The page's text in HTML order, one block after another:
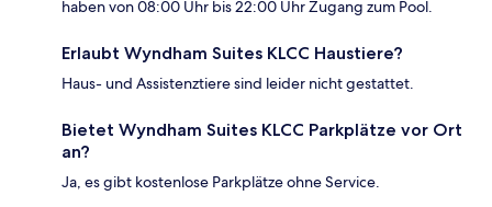
haben von 08:00 Uhr bis 22:00 Uhr Zugang zum Pool.
Erlaubt Wyndham Suites KLCC Haustiere?
Haus- und Assistenztiere sind leider nicht gestattet.
Bietet Wyndham Suites KLCC Parkplätze vor Ort
an?
Ja, es gibt kostenlose Parkplätze ohne Service.